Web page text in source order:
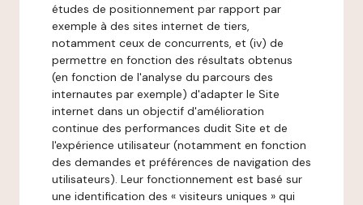
études de positionnement par rapport par
exemple à des sites internet de tiers,
notamment ceux de concurrents, et (iv) de
permettre en fonction des résultats obtenus
(en fonction de l'analyse du parcours des
internautes par exemple) d'adapter le Site
internet dans un objectif d'amélioration
continue des performances dudit Site et de
l'expérience utilisateur (notamment en fonction
des demandes et préférences de navigation des
utilisateurs). Leur fonctionnement est basé sur
une identification des « visiteurs uniques » qui